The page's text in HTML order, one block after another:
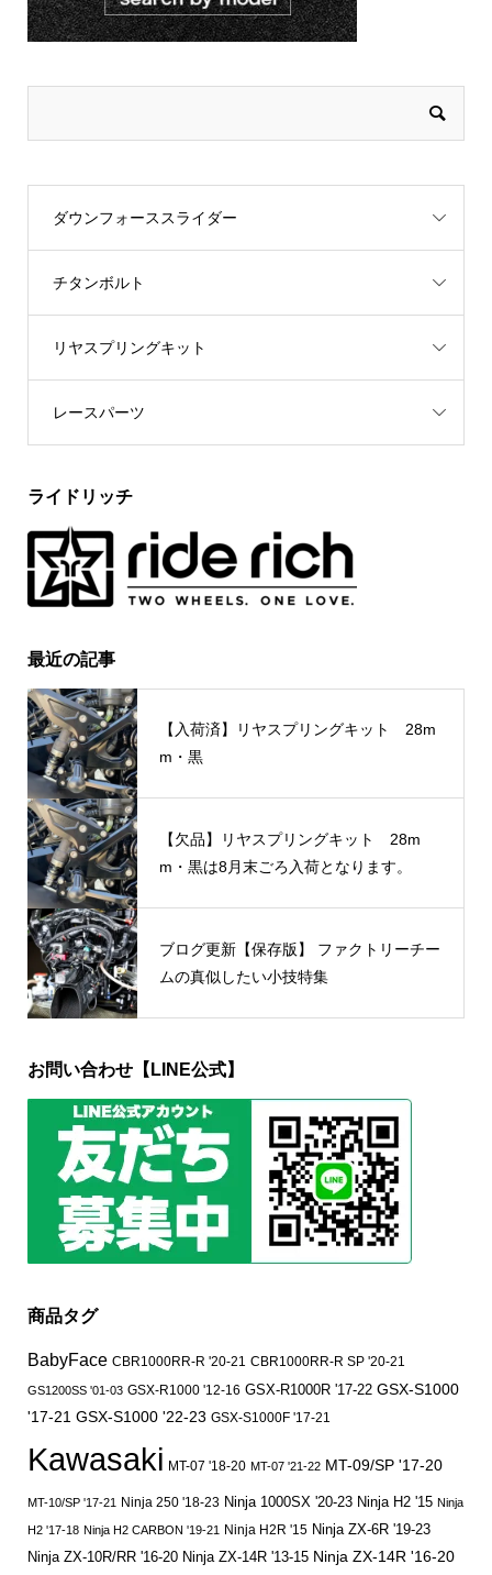
ダウンフォーススライダー
チタンボルト
リヤスプリングキット
レースパーツ
ライドリッチ
最近の記事
【入荷済】リヤスプリングキット 28m
m・黒
【欠品】リヤスプリングキット 28m
m・黒は8月末ごろ入荷となります。
ブログ更新【保存版】 ファクトリーチー
ムの真似したい小技特集
お問い合わせ【LINE公式】
商品タグ
BabyFace CBR1000RR-R '20-21 CBR1000RR-R SP '20-21
GS1200SS '01-03 GSX-R1000 '12-16 GSX-R1000R '17-22 GSX-S1000
'17-21 GSX-S1000 '22-23 GSX-S1000F '17-21
Kawasaki MT-07 '18-20 MT-07 '21-22 MT-09/SP '17-20
MT-10/SP '17-21 Ninja 250 '18-23 Ninja 1000SX '20-23 Ninja H2 '15 Ninja
H2 '17-18 Ninja H2 CARBON '19-21 Ninja H2R '15 Ninja ZX-6R '19-23
Ninja ZX-10R/RR '16-20 Ninja ZX-14R '13-15 Ninja ZX-14R '16-20